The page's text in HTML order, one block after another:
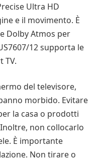
Ultra HD
e il movimento. È
Dolby Atmos per
12 supporta le
TV.
del televisore,
morbido. Evitare
la casa o prodotti
non collocarlo
È importante
Non tirare o